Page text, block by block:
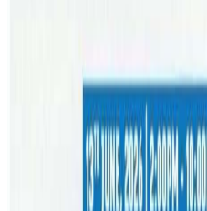
कडाई गरेको छ । अध्यानका लागि
मेलामार्फत कलेज र
भिसाको सफलतामा योगदान
कडाई गरिएको भएपनि बास्तवमै